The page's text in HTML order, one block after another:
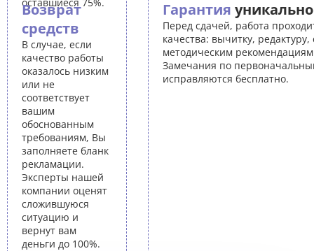
Возврат
средств
В случае, если
качество работы
оказалось низким
или не
соответствует
вашим
обоснованным
требованиям, Вы
заполняете бланк
рекламации.
Эксперты нашей
компании оценят
сложившуюся
ситуацию и
вернут вам
деньги до 100%.
Гарантия
Перед сдачей, работа
качества: вычитку, редактуру,
методическим
Замечания по
исправляются бесплатно.